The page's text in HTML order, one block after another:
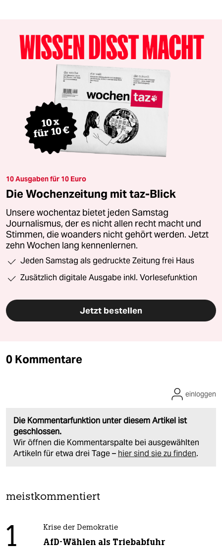
10 Ausgaben für 10 Euro
Die Wochenzeitung mit taz-Blick
Unsere wochentaz bietet jeden Samstag
Journalismus, der es nicht allen recht macht und
Stimmen, die woanders nicht gehört werden. Jetzt
zehn Wochen lang kennenlernen.
Jeden Samstag als gedruckte Zeitung frei Haus
Zusätzlich digitale Ausgabe inkl. Vorlesefunktion
Jetzt bestellen
0 Kommentare
Die Kommentarfunktion unter diesem Artikel ist
geschlossen.
Wir öffnen die Kommentarspalte bei ausgewählten
Artikeln für etwa drei Tage – hier sind sie zu finden.
einloggen
meistkommentiert
1 Krise der Demokratie
AfD-Wählen als Triebabfuhr